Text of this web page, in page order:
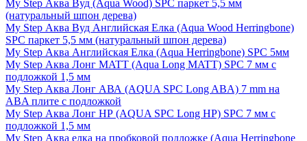
My Step Аква Вуд (Aqua Wood) SPC паркет 5,5 мм
(натуральный шпон дерева)
My Step Аква Вуд Английская Елка (Aqua Wood Herringbone)
SPC паркет 5,5 мм (натуральный шпон дерева)
My Step Аква Английская Елка (Aqua Herringbone) SPC 5мм
My Step Аква Лонг MATT (Aqua Long MATT) SPC 7 мм с
подложкой 1,5 мм
My Step Аква Лонг АВА (AQUA SPC Long ABA) 7 mm на
ABA плите с подложкой
My Step Аква Лонг НР (AQUA SPC Long HP) SPC 7 мм с
подложкой 1,5 мм
My Step Аква елка на пробковой подложке (Aqua Herringbone